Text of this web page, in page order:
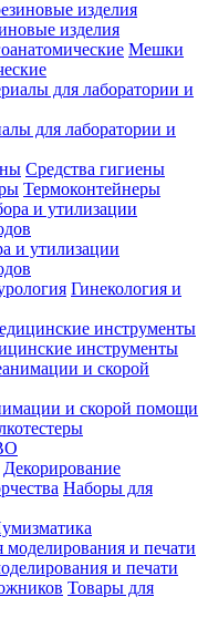
изделия
Мешки
для лаборатории и
Средства гигиены
Термоконтейнеры
и утилизации
Гинекология и
инструменты
и скорой помощи
Декорирование
Наборы для
и печати
Товары для